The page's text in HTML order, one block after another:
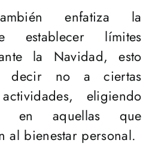
enfatiza la
establecer límites
la Navidad, esto
decir no a ciertas
eligiendo
en aquellas que
al bienestar personal.